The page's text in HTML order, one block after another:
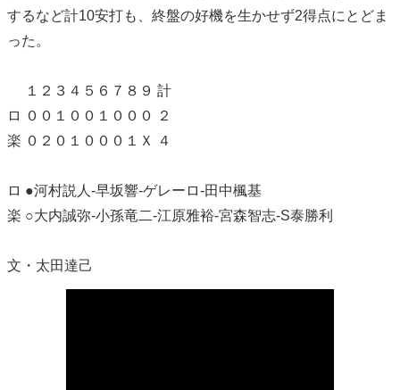
するなど計10安打も、終盤の好機を生かせず2得点にとどま
った。
１２３４５６７８９ 計
ロ ００１００１０００ ２
楽 ０２０１０００１Ｘ ４
ロ ●河村説人-早坂響-ゲレーロ-田中楓基
楽 ○大内誠弥-小孫竜二-江原雅裕-宮森智志-S泰勝利
文・太田達己